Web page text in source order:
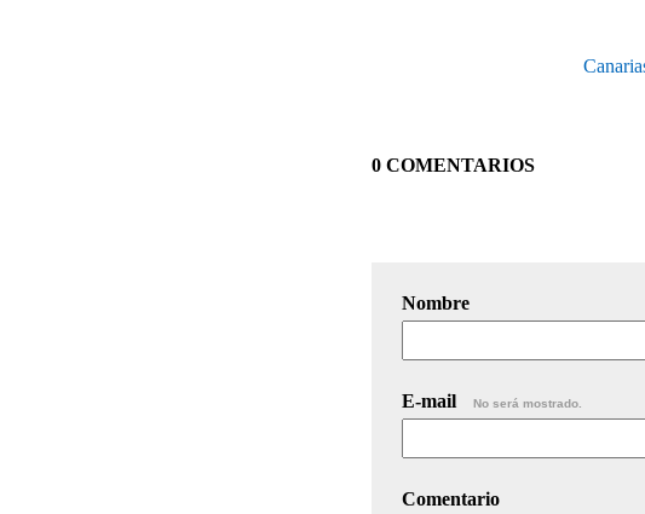
0 COMENTARIOS
Nombre
E-mail No será mostrado.
Comentario